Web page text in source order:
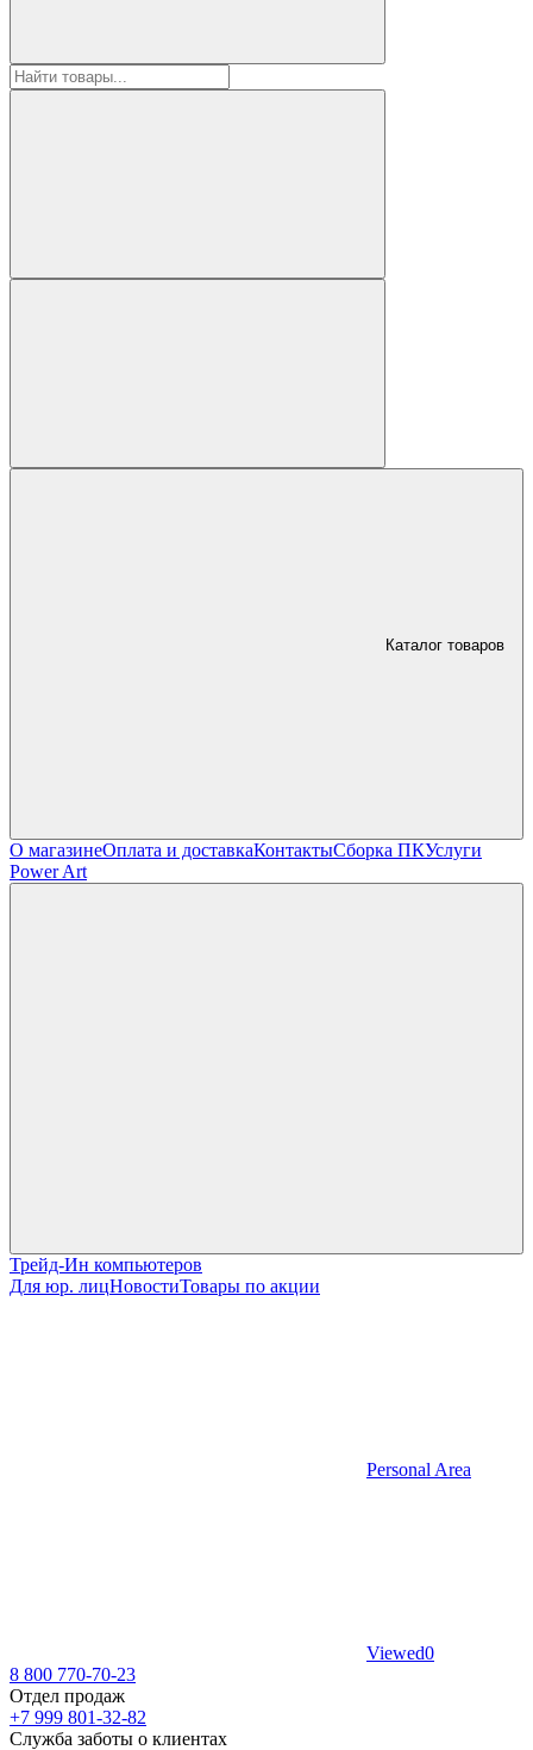
Каталог товаров
О магазинеОплата и доставкаКонтактыСборка ПКУслуги
Power Art
Трейд-Ин компьютеров
Для юр. лицНовостиТовары по акции
Personal Area
Viewed0
8 800 770-70-23
Отдел продаж
+7 999 801-32-82
Служба заботы о клиентах